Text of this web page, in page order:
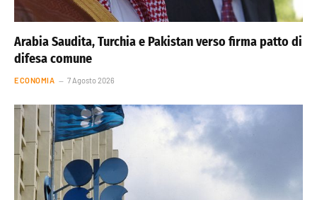
Arabia Saudita, Turchia e Pakistan verso firma patto di
difesa comune
ECONOMIA 7 Agosto 2026